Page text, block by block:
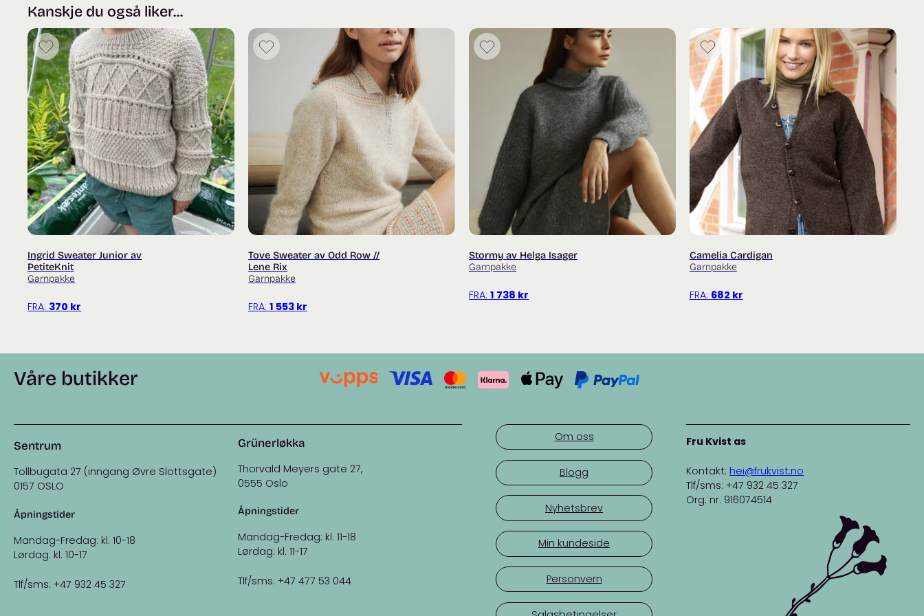
1 tråd Soft Silk Mohair (225 m / 25 g)
Modellen på bildet er strikket i Merino – Bark og Soft Silk Mohair – Hasselnøtt.
Garnforbruk:
200 (250) 250 (250) 250 (300) 350 (350) g
Soft Silk Mohair:
100 (125) 125 (125) 150 (150) 175 (175) g
Kanskje du også liker...
Ingrid Sweater Junior av
PetiteKnit
Garnpakke
FRA: 370 kr
Tove Sweater av Odd Row //
Lene Rix
Garnpakke
FRA:1 553 kr
Stormy av Helga Isager
Garnpakke
FRA: 1 738 kr
Camelia Cardigan
Garnpakke
FRA: 682 kr
Våre butikker
Sentrum
Tollbugata 27 (inngang Øvre Slottsgate)
0157 OSLO
Åpningstider
Mandag-Fredag: kl. 10-18
Lørdag: kl. 10-17
Tlf/sms: +47 932 45 327
Grünerløkka
Thorvald Meyers gate 27,
0555 Oslo
Åpningstider
Mandag-Fredag: kl. 11-18
Lørdag: kl. 11-17
Tlf/sms: +47 477 53 044
Om oss
Blogg
Nyhetsbrev
Min kundeside
Personvern
Fru Kvist as
Kontakt: hei@frukvist.no
Tlf/sms: +47 932 45 327
Org. nr. 916074514